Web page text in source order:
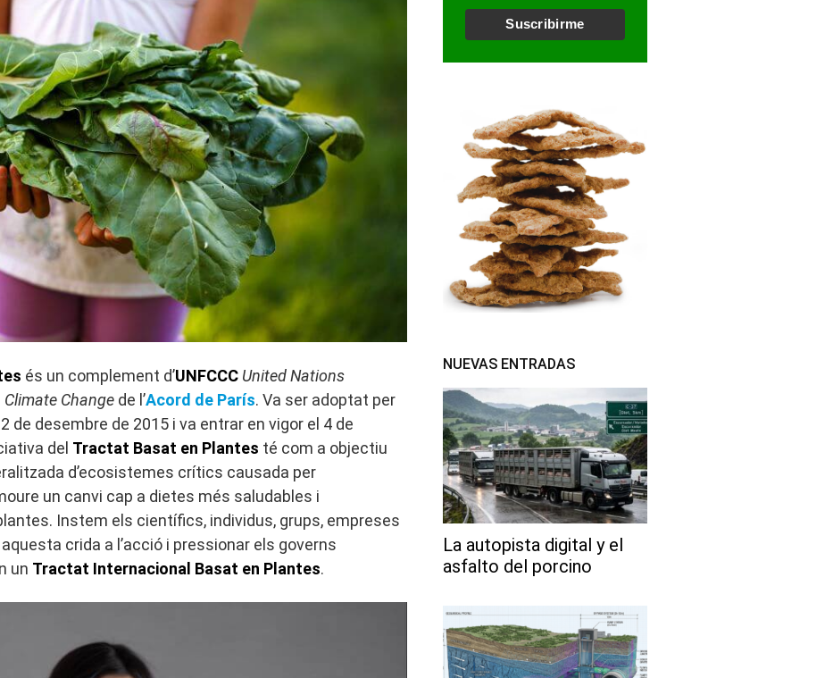
és un complement d’UNFCCC United Nations
Change de l’Acord de París. Va ser adoptat per
de desembre de 2015 i va entrar en vigor el 4 de
del Tractat Basat en Plantes té com a objectiu
d’ecosistemes crítics causada per
un canvi cap a dietes més saludables i
Instem els científics, individus, grups, empreses
crida a l’acció i pressionar els governs
un Tractat Internacional Basat en Plantes.
Suscribirme
NUEVAS ENTRADAS
La autopista digital y el
asfalto del porcino